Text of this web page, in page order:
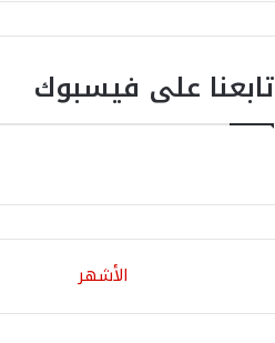
تابعنا على فيسبوك
الأشهر